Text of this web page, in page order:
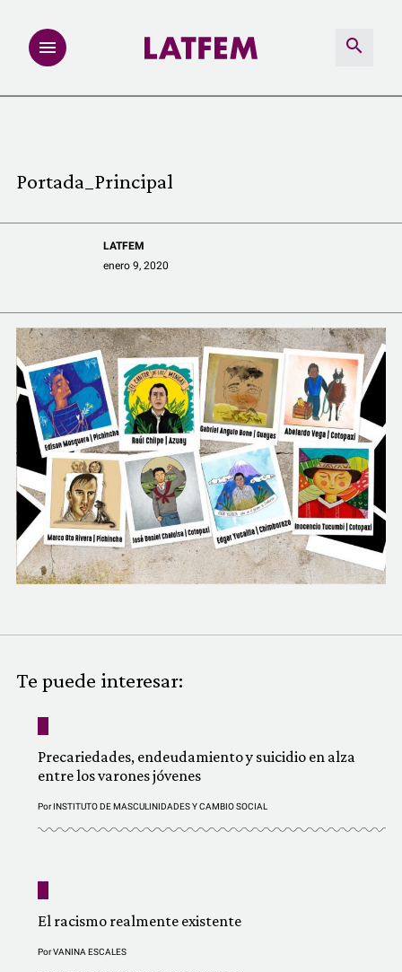
REDACCIÓN ABIERTA
LATFEMLAB.
PRODUCTOS
COMUNIDAD
QUIÉNES SOMOS
Portada_Principal
LATFEM
enero 9, 2020
Te puede interesar:
Precariedades, endeudamiento y suicidio en alza
entre los varones jóvenes
PorINSTITUTO DE MASCULINIDADES Y CAMBIO SOCIAL
El racismo realmente existente
PorVANINA ESCALES